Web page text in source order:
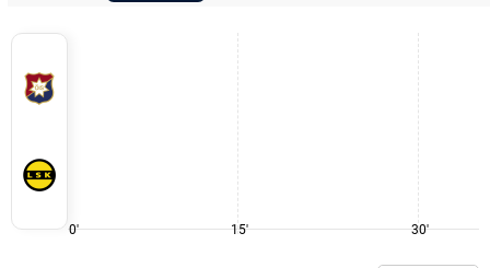
0' 15' 30'